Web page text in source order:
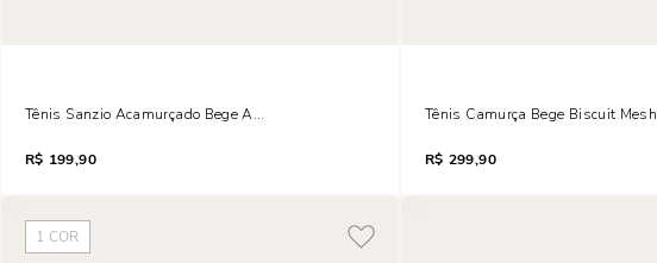
Tênis Sanzio Acamurçado Bege Areia
R$ 199,90
Tênis Camurça Bege Biscuit Mesh
R$ 299,90
1 COR